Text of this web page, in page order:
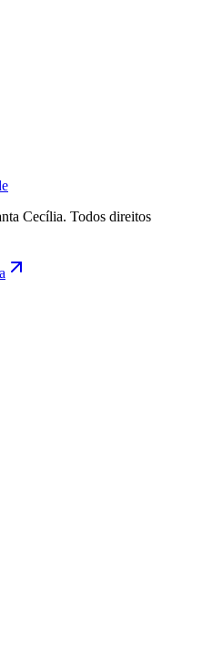
Cecília. Todos direitos